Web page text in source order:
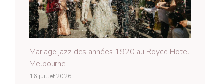
Mariage jazz des années 1920 au Royce Hotel,
Melbourne
16 juillet 2026